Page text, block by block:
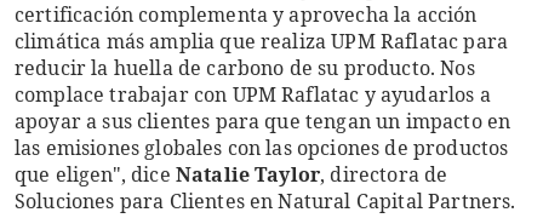
certificación complementa y aprovecha la acción
climática más amplia que realiza UPM Raflatac para
reducir la huella de carbono de su producto. Nos
complace trabajar con UPM Raflatac y ayudarlos a
apoyar a sus clientes para que tengan un impacto en
las emisiones globales con las opciones de productos
que eligen", dice Natalie Taylor, directora de
Soluciones para Clientes en Natural Capital Partners.